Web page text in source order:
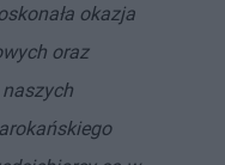
okazja
oraz